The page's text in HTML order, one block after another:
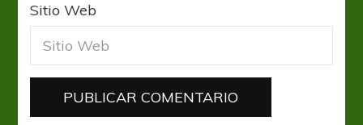
Sitio Web